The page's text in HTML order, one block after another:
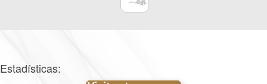
Estadísticas: